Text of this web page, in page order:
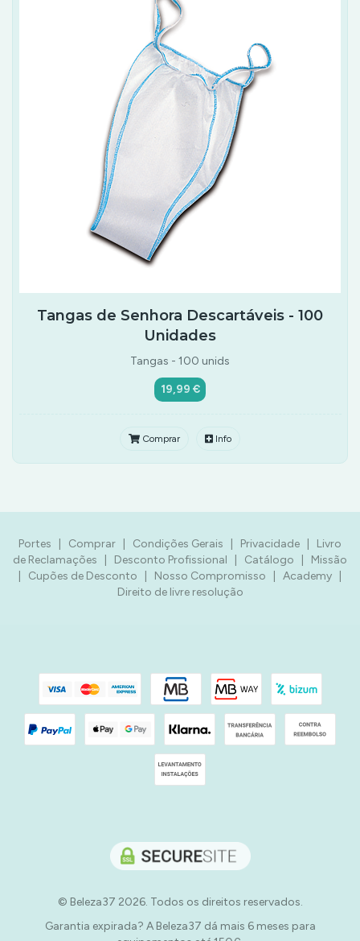
Tangas de Senhora Descartáveis - 100
Unidades
Tangas - 100 unids
19,99 €
Comprar Info
Portes Comprar Condições Gerais Privacidade
Livro
de Reclamações
Desconto Profissional Catálogo
Missão
Cupões de Desconto Nosso Compromisso Academy
Direito de livre resolução
© Beleza37 2026. Todos os direitos reservados.
Garantia expirada? A Beleza37 dá mais 6 meses para